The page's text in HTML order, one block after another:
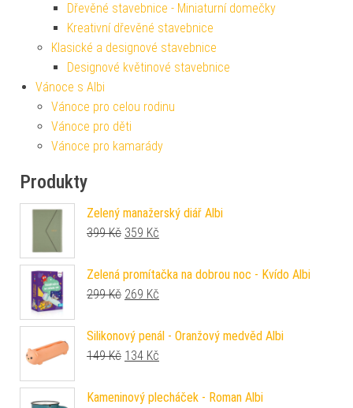
Dřevěné stavebnice - Miniaturní domečky
Kreativní dřevěné stavebnice
Klasické a designové stavebnice
Designové květinové stavebnice
Vánoce s Albi
Vánoce pro celou rodinu
Vánoce pro děti
Vánoce pro kamarády
Produkty
Zelený manažerský diář Albi
399Kč Původní cena byla: 399 Kč.
359 Kč
Zelená promítačka na dobrou noc - Kvído Albi
299Kč Původní cena byla: 299 Kč.
269 Kč
Silikonový penál - Oranžový medvěd Albi
149Kč Původní cena byla: 149 Kč.
134 Kč
Kameninový plecháček - Roman Albi